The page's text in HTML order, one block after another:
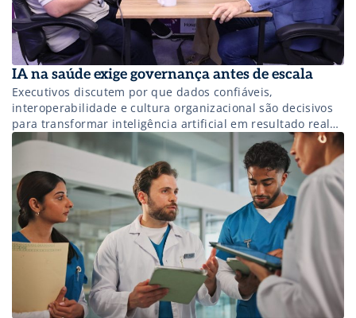
IA na saúde exige governança antes de escala
Executivos discutem por que dados confiáveis,
interoperabilidade e cultura organizacional são decisivos
para transformar inteligência artificial em resultado real
nas instituições de saúde